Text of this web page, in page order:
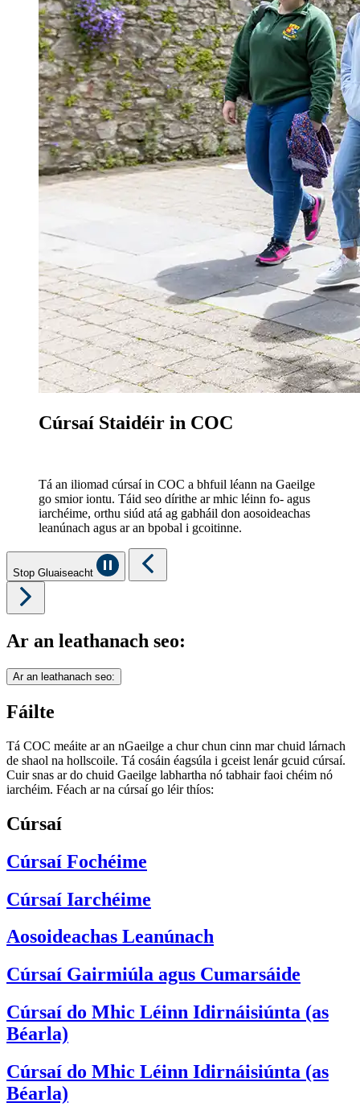
Cúrsaí Staidéir in COC
Tá an iliomad cúrsaí in COC a bhfuil léann na Gaeilge
go smior iontu. Táid seo dírithe ar mhic léinn fo- agus
iarchéime, orthu siúd atá ag gabháil don aosoideachas
leanúnach agus ar an bpobal i gcoitinne.
Stop Gluaiseacht
Ar an leathanach seo:
Ar an leathanach seo:
Fáilte
Tá COC meáite ar an nGaeilge a chur chun cinn mar chuid lárnach
de shaol na hollscoile. Tá cosáin éagsúla i gceist lenár gcuid cúrsaí.
Cuir snas ar do chuid Gaeilge labhartha nó tabhair faoi chéim nó
iarchéim. Féach ar na cúrsaí go léir thíos:
Cúrsaí
Cúrsaí Fochéime
Cúrsaí Iarchéime
Aosoideachas Leanúnach
Cúrsaí Gairmiúla agus Cumarsáide
Cúrsaí do Mhic Léinn Idirnáisiúnta (as
Béarla)
Cúrsaí do Mhic Léinn Idirnáisiúnta (as
Béarla)